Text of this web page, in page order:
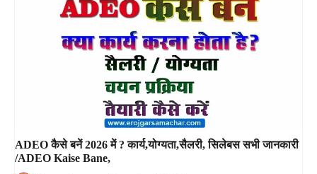
ADEO कैसे बनें 2026 में ? कार्य,योग्यता,सैलरी, सिलेबस सभी जानकारी
/ADEO Kaise Bane,